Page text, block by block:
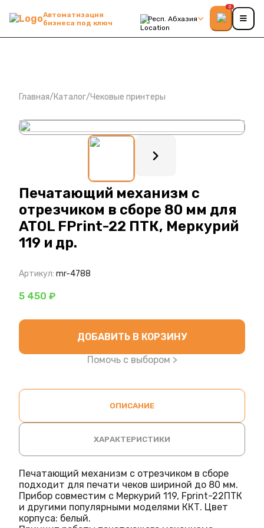
Автоматизация
бизнеса под ключ
Респ. Абхазия
0
Главная/Каталог/Чековые принтеры
: ?>
Печатающий механизм с
отрезчиком в сборе 80 мм для
ATOL FPrint-22 ПТК, Меркурий
119 и др.
Артикул: mr-4788
5 450 ₽
ДОБАВИТЬ В КОРЗИНУ
Помочь с выбором >
ОПИСАНИЕ
ХАРАКТЕРИСТИКИ
Печатающий механизм с отрезчиком в сборе
подходит для печати чеков шириной до 80 мм.
Прибор совместим с Меркурий 119, Fprint-22ПТК
и другими популярными моделями ККТ. Цвет
корпуса: белый.